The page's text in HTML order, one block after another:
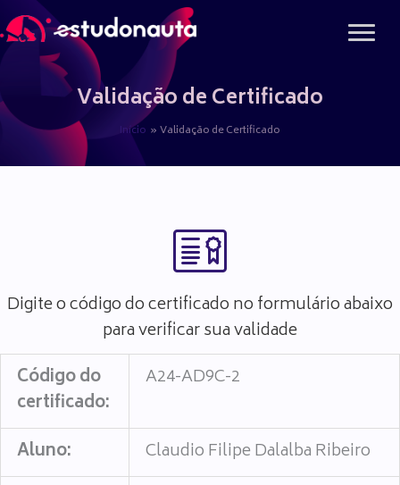
para
conteúdoValidação de Certificado
Início Validação de Certificado
Digite o código do certificado no formulário abaixo
para verificar sua validade
Código do
certificado:
A24-AD9C-2
Aluno:
Claudio Filipe Dalalba Ribeiro